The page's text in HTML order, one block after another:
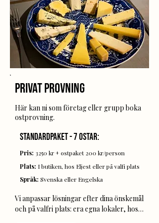
förhöja din smakupplevelse
Provningen leds av vår passionerade
ostexpert Hannes och genomförs på
svenska.
12e november 18:00-19:00
3e december 18:00-19:00
Privat provning
Här kan ni som företag eller grupp boka
ostprovning.
Standardpaket - 7 ostar:
Pris: 3250 kr + ostpaket 200 kr/person
Plats: I butiken, hos Eljest eller på valfi plats
Språk: Svenska eller Engelska
Vi anpassar lösningar efter dina önskemål
och på valfri plats: era egna lokaler, hos